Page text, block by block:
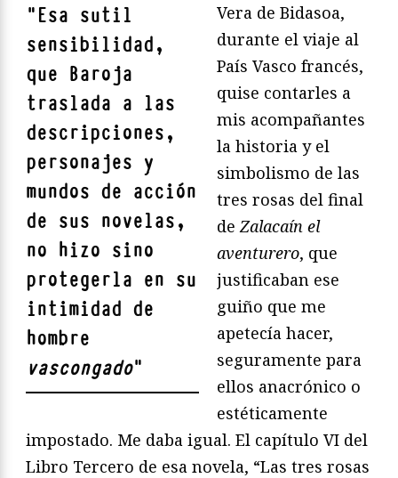
"Esa sutil
sensibilidad,
que Baroja
traslada a las
descripciones,
personajes y
mundos de acción
de sus novelas,
no hizo sino
protegerla en su
intimidad de
hombre
vascongado"
Vera de Bidasoa,
durante el viaje al
País Vasco francés,
quise contarles a
mis acompañantes
la historia y el
simbolismo de las
tres rosas del final
deZalacaín el
aventurero, que
justificaban ese
guiño que me
apetecía hacer,
seguramente para
ellos anacrónico o
estéticamente
impostado. Me daba igual. El capítulo VI del
Libro Tercero de esa novela, “Las tres rosas